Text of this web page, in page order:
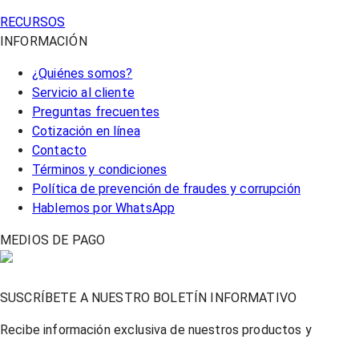
RECURSOS
INFORMACIÓN
¿Quiénes somos?
Servicio al cliente
Preguntas frecuentes
Cotización en línea
Contacto
Términos y condiciones
Política de prevención de fraudes y corrupción
Hablemos por WhatsApp
MEDIOS DE PAGO
SUSCRÍBETE A NUESTRO BOLETÍN INFORMATIVO
Recibe información exclusiva de nuestros productos y